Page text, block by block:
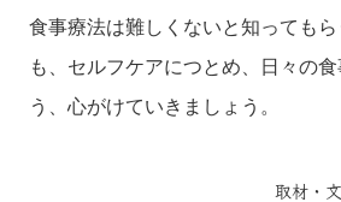
食事療法は難しくないと知っても
も、セルフケアにつとめ、日々の
う、心がけていきましょう。
取材・